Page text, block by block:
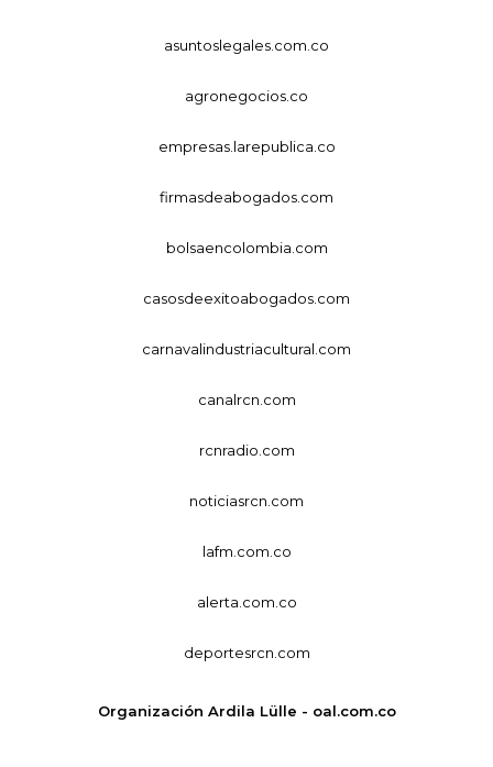
asuntoslegales.com.co
agronegocios.co
empresas.larepublica.co
firmasdeabogados.com
bolsaencolombia.com
casosdeexitoabogados.com
carnavalindustriacultural.com
canalrcn.com
rcnradio.com
noticiasrcn.com
lafm.com.co
alerta.com.co
deportesrcn.com
Organización Ardila Lülle - oal.com.co